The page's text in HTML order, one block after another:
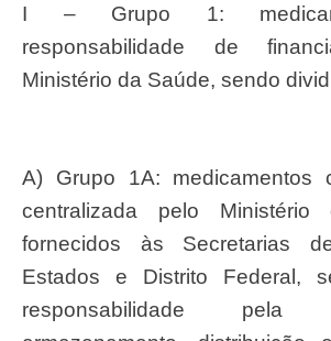
I – Grupo 1: medicamentos sob
responsabilidade de
Ministério da Saúde, sendo
a) Grupo 1A: medicamentos com aquisição
centralizada pelo
fornecidos às Secretarias
Estados e Distrito Federal,
responsabilidade pela